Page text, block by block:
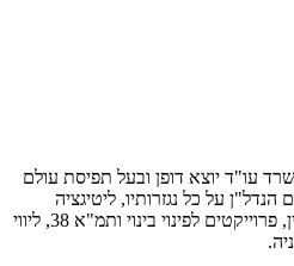
יוצא דופן ובעל תפיסת עולם
על כל נגזרותיו, ליטיגציה
בתחום הנדל"ן, עסקאות מקרקעין, פרוייקטים לפינוי בינוי ותמ"א 38, ליווי